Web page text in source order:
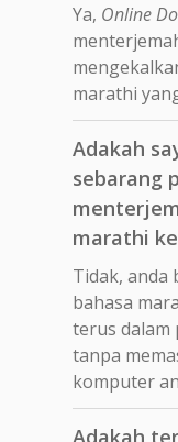
Ya, Online
marathi
Adakah
sebarang
marathi
Tidak, anda
bahasa
terus dalam
tanpa
komputer
Adakah